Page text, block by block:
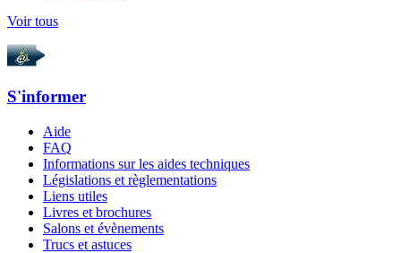
Voir tous
S'informer
Aide
FAQ
Informations sur les aides techniques
Législations et règlementations
Liens utiles
Livres et brochures
Salons et évènements
Trucs et astuces